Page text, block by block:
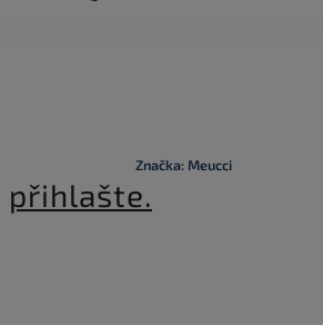
Značka: Meucci
přihlašte.